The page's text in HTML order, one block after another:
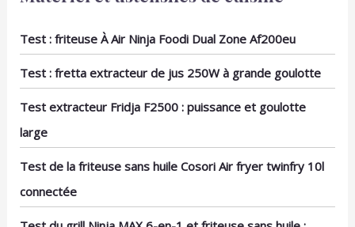
Test : friteuse À Air Ninja Foodi Dual Zone Af200eu
Test : fretta extracteur de jus 250W à grande goulotte
Test extracteur Fridja F2500 : puissance et goulotte
large
Test de la friteuse sans huile Cosori Air fryer twinfry 10l
connectée